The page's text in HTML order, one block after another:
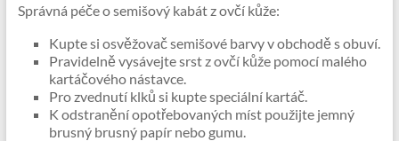
Správná péče o semišový kabát z ovčí kůže:
Kupte si osvěžovač semišové barvy v obchodě s obuví.
Pravidelně vysávejte srst z ovčí kůže pomocí malého
kartáčového nástavce.
Pro zvednutí klků si kupte speciální kartáč.
K odstranění opotřebovaných míst použijte jemný
brusný brusný papír nebo gumu.